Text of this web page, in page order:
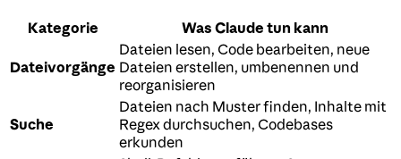
Kategorie Was Claude tun kann
Dateivorgänge
Dateien lesen, Code bearbeiten, neue
Dateien erstellen, umbenennen und
reorganisieren
Suche
Dateien nach Muster finden, Inhalte mit
Regex durchsuchen, Codebases
erkunden